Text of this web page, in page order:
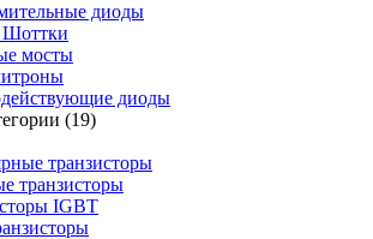
диоды
мосты
диоды
(19)
транзисторы
транзисторы
IGBT